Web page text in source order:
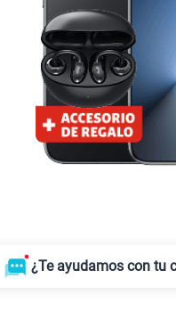
¿Te ayudamos con tu